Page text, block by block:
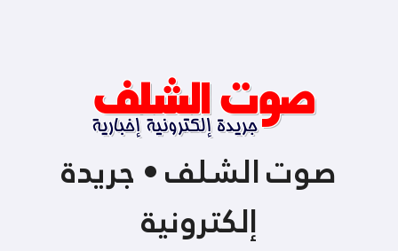
صوت الشلف • جريدة
إلكترونية